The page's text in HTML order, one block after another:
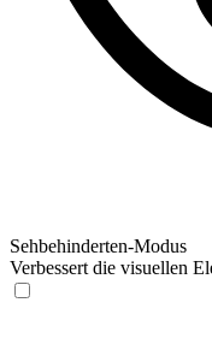
Sehbehinderten-Modus
Verbessert die visuellen